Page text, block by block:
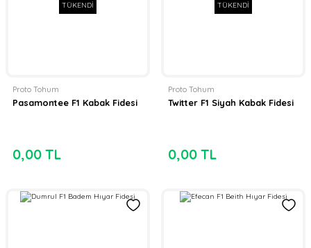
TÜKENDİ
Proto Tohum
Pasamontee F1 Kabak Fidesi
0,00 TL
TÜKENDİ
Proto Tohum
Twitter F1 Siyah Kabak Fidesi
0,00 TL